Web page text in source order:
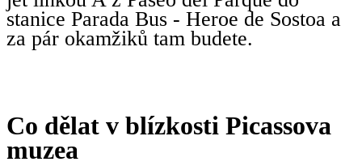
stanice Parada Bus - Heroe de Sostoa a
za pár okamžiků tam budete.
Co dělat v blízkosti Picassova
muzea